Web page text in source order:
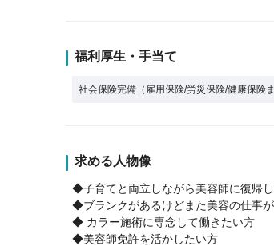
福利厚生・手当て
社会保険完備（雇用保険/労災保険/健康保険
求める人物像
◆子育てと両立しながら美容師に復帰
◆ブランクがあるけどまた美容の仕事
◆ カラー施術に専念して働きたい方
◆美容師免許を活かしたい方